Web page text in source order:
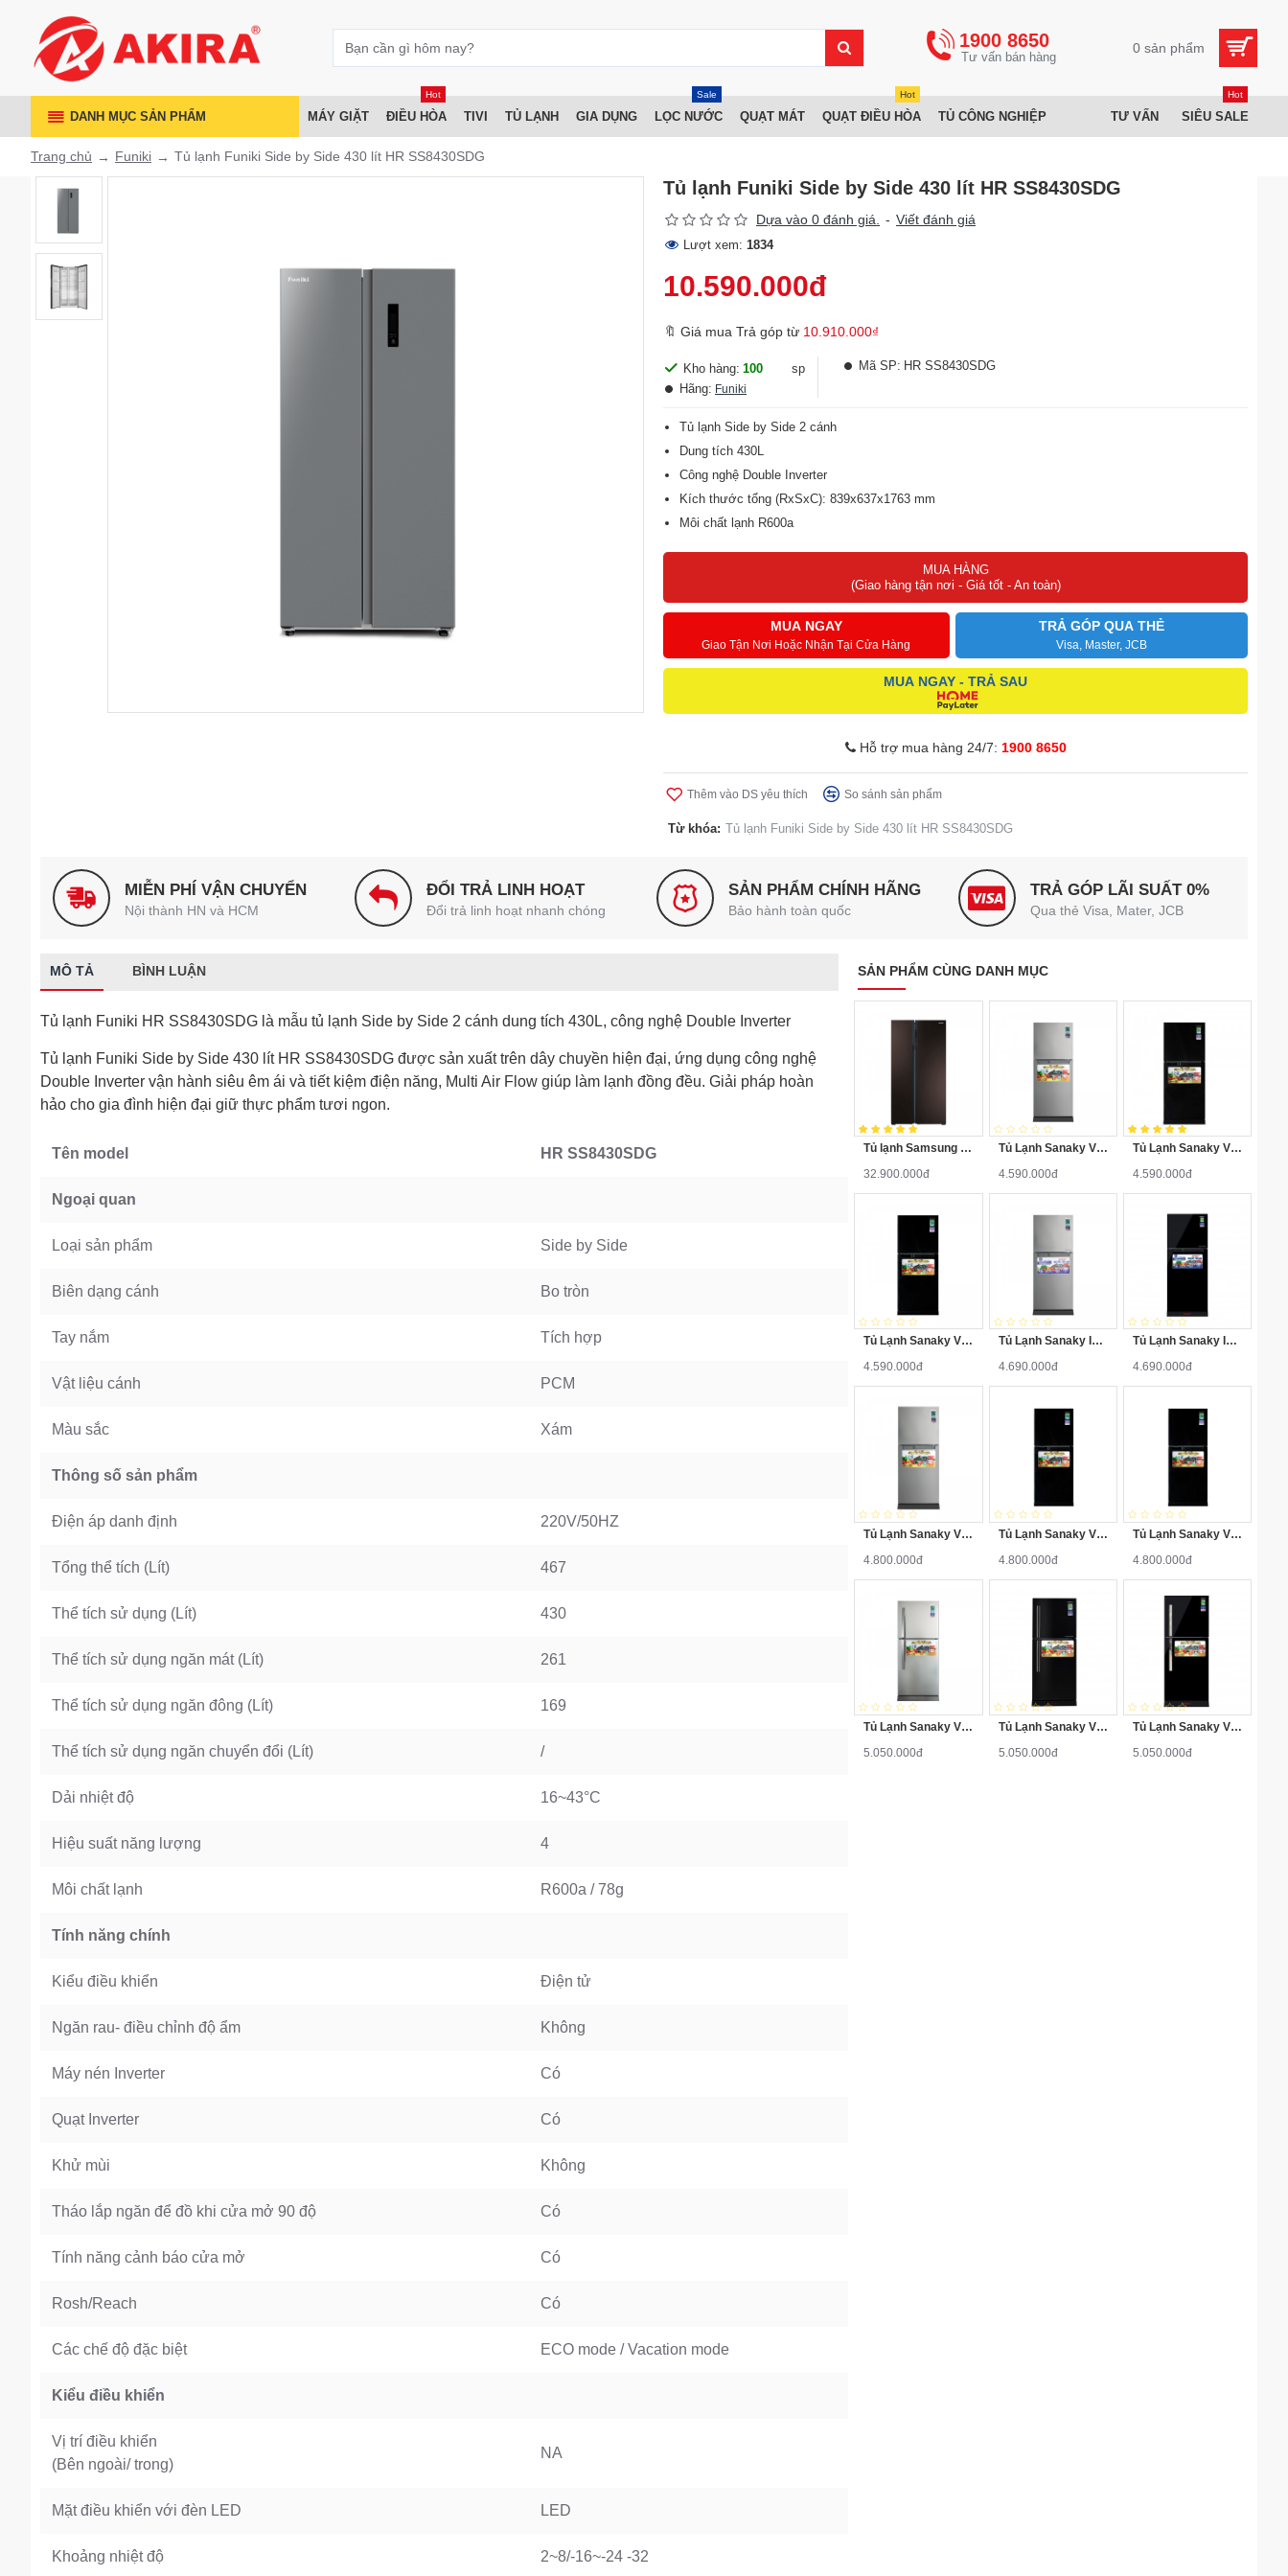
1900 8650 0 sản phẩm
DANH MỤC SẢN PHẨM MÁY GIẶT ĐIỀU HÒA
Hot
TIVI TỦ LẠNH GIA DỤNG LỌC NƯỚC
Sale
QUẠT MÁT QUẠT ĐIỀU HÒA
Hot
TỦ CÔNG NGHIỆP TƯ VẤN SIÊU SALE
Hot
Trang chủ Funiki Tủ lạnh Funiki Side by Side 430 lít HR SS8430SDG
Tủ lạnh Funiki Side by Side 430 lít HR SS8430SDG
Dựa vào 0 đánh giá. - Viết đánh giá
Lượt xem: 1834
10.590.000đ
🔖 Giá mua Trả góp từ 10.910.000₫
Kho hàng: 100
sp
Hãng: Funiki
Mã SP: HR SS8430SDG
Tủ lạnh Side by Side 2 cánh
Dung tích 430L
Công nghệ Double Inverter
Kích thước tổng (RxSxC): 839x637x1763 mm
Môi chất lạnh R600a
dụng công nghệ Double Inverter vận hành siêu êm ái và tiết kiệm điện năng, Multi Air Flow giúp làm
lạnh đồng đều. Giải pháp hoàn hảo cho gia đình hiện đại giữ thực phẩm tươi ngon.
MUA HÀNG
(Giao hàng tận nơi - Giá tốt - An toàn)
MUA NGAY
Giao Tận Nơi Hoặc Nhận Tại Cửa Hàng
TRẢ GÓP QUA THẺ
Visa, Master, JCB
MUA NGAY - TRẢ SAU
Hỗ trợ mua hàng 24/7: 1900 8650
Thêm vào DS yêu thích So sánh sản phẩm
Từ khóa: Tủ lạnh Funiki Side by Side 430 lít HR SS8430SDG
MIỄN PHÍ VẬN CHUYỂN
Nội thành HN và HCM
ĐỔI TRẢ LINH HOẠT
Đổi trả linh hoạt nhanh chóng
SẢN PHẨM CHÍNH HÃNG
Bảo hành toàn quốc
TRẢ GÓP LÃI SUẤT 0%
Qua thẻ Visa, Mater, JCB
MÔ TẢ BÌNH LUẬN
Tủ lạnh Funiki HR SS8430SDG là mẫu tủ lạnh Side by Side 2 cánh dung tích 430L, công nghệ Double Inverter
Tủ lạnh Funiki Side by Side 430 lít HR SS8430SDG được sản xuất trên dây chuyền hiện đại, ứng dụng công nghệ
Double Inverter vận hành siêu êm ái và tiết kiệm điện năng, Multi Air Flow giúp làm lạnh đồng đều. Giải pháp hoàn
hảo cho gia đình hiện đại giữ thực phẩm tươi ngon.
Tên model HR SS8430SDG
Ngoại quan
Loại sản phẩm Side by Side
Biên dạng cánh Bo tròn
Tay nắm Tích hợp
Vật liệu cánh PCM
Màu sắc Xám
Thông số sản phẩm
Điện áp danh định 220V/50HZ
Tổng thể tích (Lít) 467
Thể tích sử dụng (Lít) 430
Thể tích sử dụng ngăn mát (Lít) 261
Thể tích sử dụng ngăn đông (Lít) 169
Thể tích sử dụng ngăn chuyển đổi (Lít) /
Dải nhiệt độ 16~43°C
Hiệu suất năng lượng 4
Môi chất lạnh R600a / 78g
Tính năng chính
Kiểu điều khiển Điện tử
Ngăn rau- điều chỉnh độ ẩm Không
Máy nén Inverter Có
Quạt Inverter Có
Khử mùi Không
Tháo lắp ngăn để đồ khi cửa mở 90 độ Có
Tính năng cảnh báo cửa mở Có
Rosh/Reach Có
Các chế độ đặc biệt ECO mode / Vacation mode
Kiểu điều khiển
Vị trí điều khiển
(Bên ngoài/ trong)
NA
Mặt điều khiển với đèn LED LED
Khoảng nhiệt độ 2~8/-16~-24 -32
SẢN PHẨM CÙNG DANH MỤC
Tủ lạnh Samsung RS552NRUA9M/SV 548 lít
32.900.000đ
Tủ Lạnh Sanaky VH-148HPN 140 Lít
4.590.000đ
Tủ Lạnh Sanaky VH-148HPD 140 Lít
4.590.000đ
Tủ Lạnh Sanaky VH-148HPS 140 Lít ( Đen Sọc )
4.590.000đ
Tủ Lạnh Sanaky Inverter VH-149HPN 140 Lít
4.690.000đ
Tủ Lạnh Sanaky Inverter VH-149HPS 140 Lít ( Đen Sọc )
4.690.000đ
Tủ Lạnh Sanaky VH-188HPN 175 Lít ( Xám Đậm )
4.800.000đ
Tủ Lạnh Sanaky VH-188HPD 175 Lít ( Đen )
4.800.000đ
Tủ Lạnh Sanaky VH-188HPS 175 Lít
4.800.000đ
Tủ Lạnh Sanaky VH-188HYN 175 Lít ( Inox )
5.050.000đ
Tủ Lạnh Sanaky VH-188HYD 175 Lít ( Đen )
5.050.000đ
Tủ Lạnh Sanaky VH-188HYS 175 Lít ( Đen Sọc )
5.050.000đ